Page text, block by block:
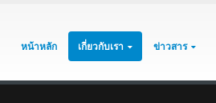
หน้าหลัก เกี่ยวกับเรา ข่าวสาร